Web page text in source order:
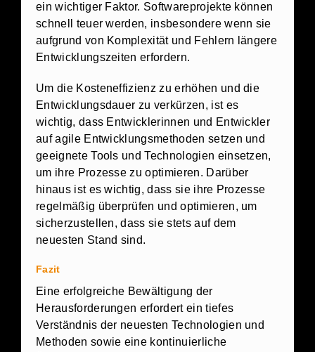
ein wichtiger Faktor. Softwareprojekte können
schnell teuer werden, insbesondere wenn sie
aufgrund von Komplexität und Fehlern längere
Entwicklungszeiten erfordern.
Um die Kosteneffizienz zu erhöhen und die
Entwicklungsdauer zu verkürzen, ist es
wichtig, dass Entwicklerinnen und Entwickler
auf agile Entwicklungsmethoden setzen und
geeignete Tools und Technologien einsetzen,
um ihre Prozesse zu optimieren. Darüber
hinaus ist es wichtig, dass sie ihre Prozesse
regelmäßig überprüfen und optimieren, um
sicherzustellen, dass sie stets auf dem
neuesten Stand sind.
Fazit
Eine erfolgreiche Bewältigung der
Herausforderungen erfordert ein tiefes
Verständnis der neuesten Technologien und
Methoden sowie eine kontinuierliche